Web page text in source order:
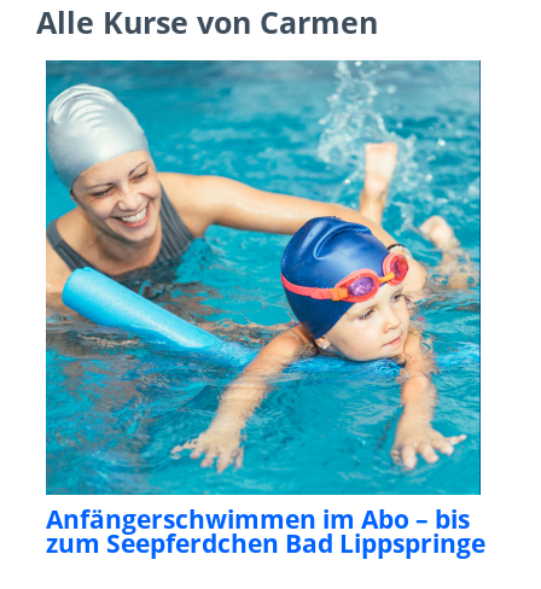
Alle Kurse von Carmen
Anfängerschwimmen im Abo – bis
zum Seepferdchen Bad Lippspringe